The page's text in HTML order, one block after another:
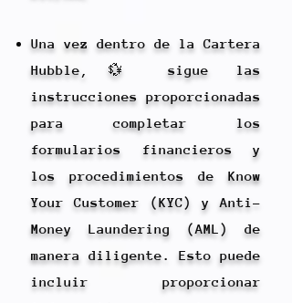
Una vez dentro de la Cartera
Hubble,💱 sigue las
instrucciones proporcionadas
para completar los
formularios financieros y
los procedimientos de Know
Your Customer (KYC) y Anti-
Money Laundering (AML) de
manera diligente. Esto puede
incluir proporcionar